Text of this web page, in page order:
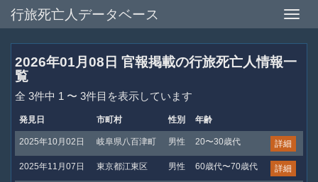
Toggle
行旅死亡人データベース
2026年01月08日 官報掲載の行旅死亡人情報一
覧
全 3件中 1 〜 3件目を表示しています
発見日 市町村 性別 年齢
2025年10月02日 岐阜県八百津町 男性 20〜30歳代 詳細
2025年11月07日 東京都江東区 男性 60歳代〜70歳代 詳細